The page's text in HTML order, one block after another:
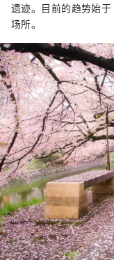
遗迹。目前的趋势始
场所。